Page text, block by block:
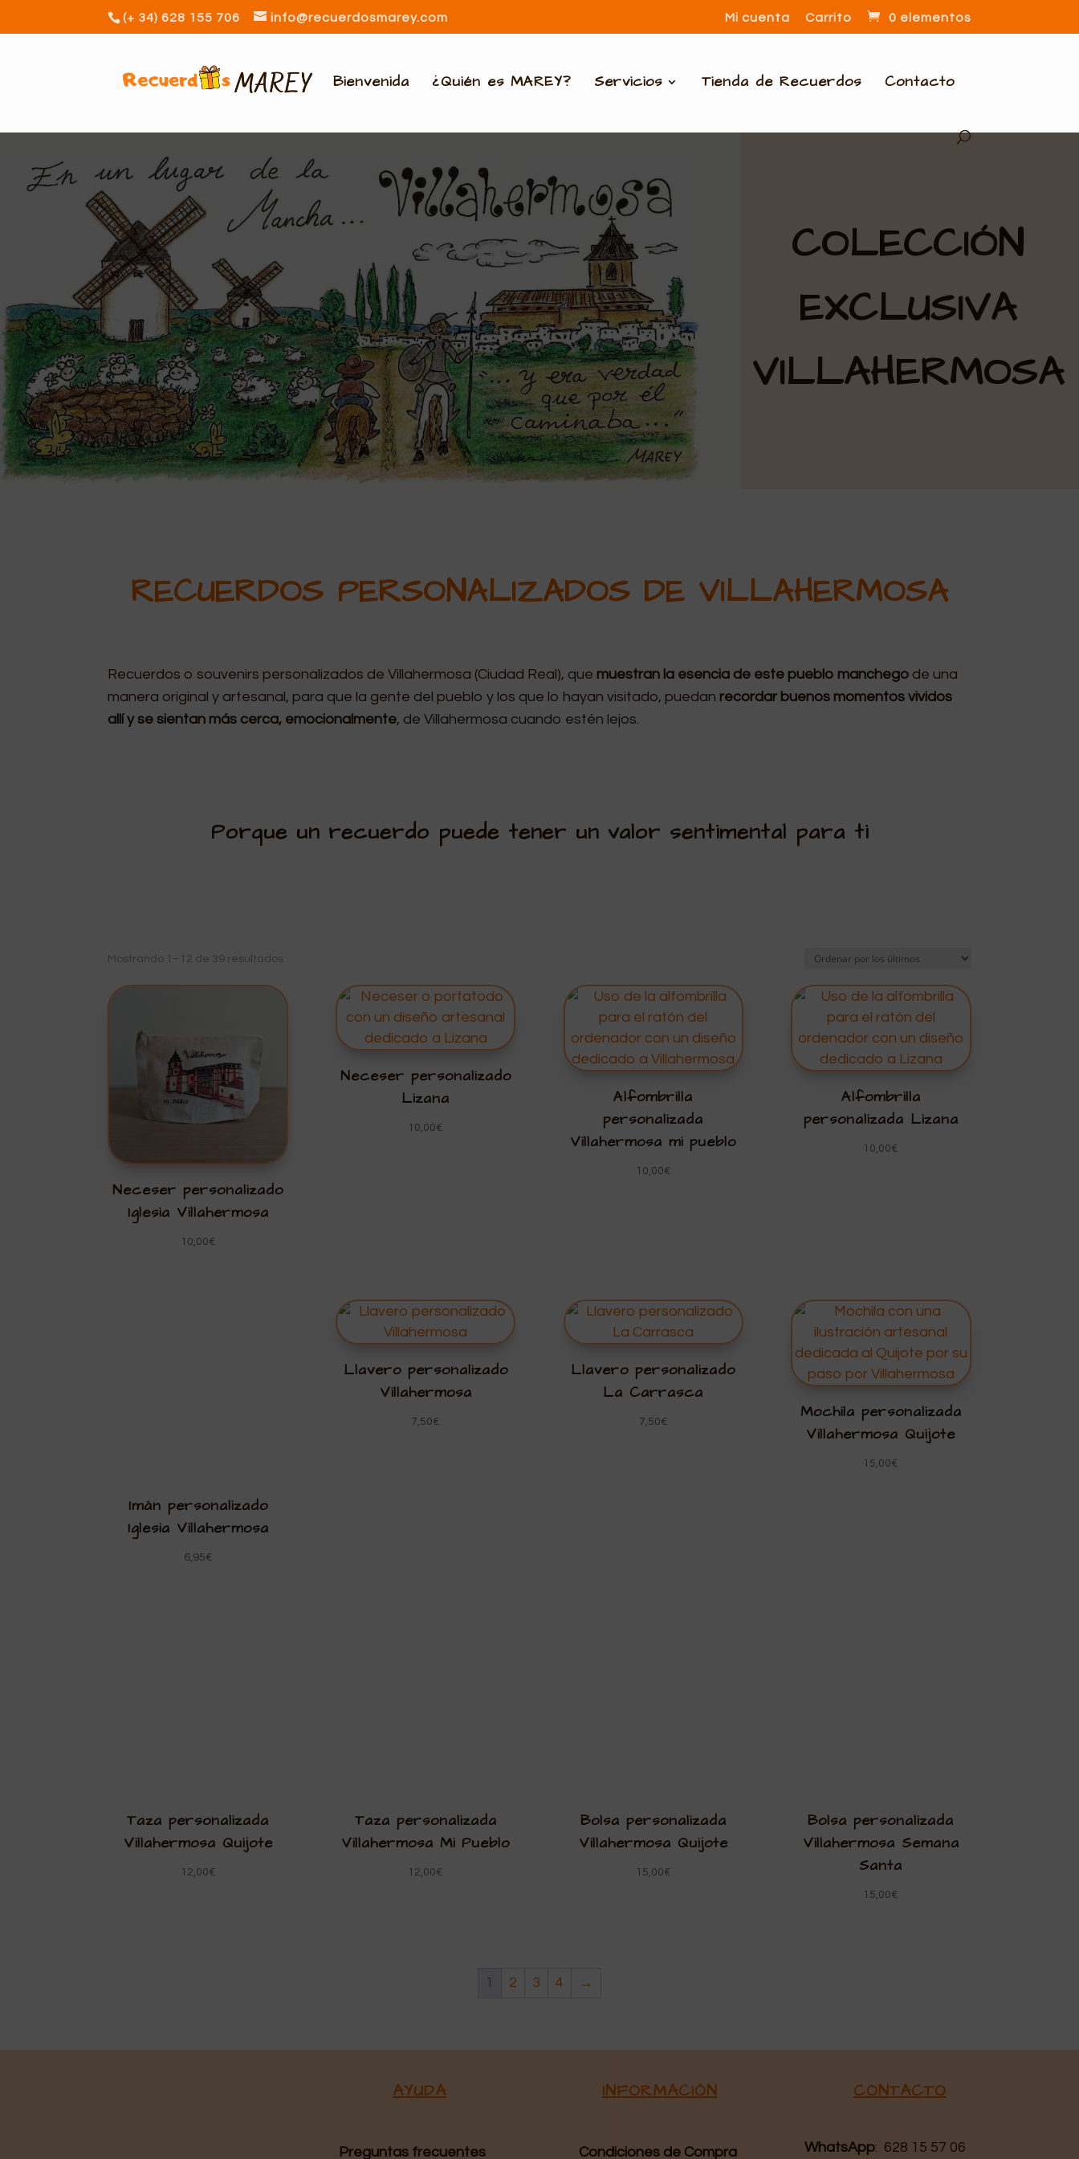
(+ 34) 628 155 706 info@recuerdosmarey.com Mi cuenta Carrito 0 elementos
Bienvenida ¿Quién es MAREY? Servicios Tienda de Recuerdos Contacto
COLECCIÓN
EXCLUSIVA
VILLAHERMOSA
RECUERDOS PERSONALIZADOS DE VILLAHERMOSA
Recuerdos o souvenirs personalizados de Villahermosa (Ciudad Real), que muestran la esencia de este pueblo manchego de una
manera original y artesanal, para que la gente del pueblo y los que lo hayan visitado, puedan recordar buenos momentos vividos
allí y se sientan más cerca, emocionalmente, de Villahermosa cuando estén lejos.
Porque un recuerdo puede tener un valor sentimental para ti
Mostrando 1–12 de 39 resultadosOrdenado
los
Neceser personalizado
Iglesia Villahermosa
10,00€
Neceser personalizado
Lizana
10,00€
Alfombrilla
personalizada
Villahermosa mi pueblo
10,00€
Alfombrilla
personalizada Lizana
10,00€
Imán personalizado
Iglesia Villahermosa
6,95€
Llavero personalizado
Villahermosa
7,50€
Llavero personalizado
La Carrasca
7,50€
Mochila personalizada
Villahermosa Quijote
15,00€
Taza personalizada
Villahermosa Quijote
12,00€
Taza personalizada
Villahermosa Mi Pueblo
12,00€
Bolsa personalizada
Villahermosa Quijote
15,00€
Bolsa personalizada
Villahermosa Semana
Santa
15,00€
1 2 3 4 →
AYUDA
Preguntas frecuentes
INFORMACIÓN
Condiciones de Compra
CONTACTO
WhatsApp: 628 15 57 06